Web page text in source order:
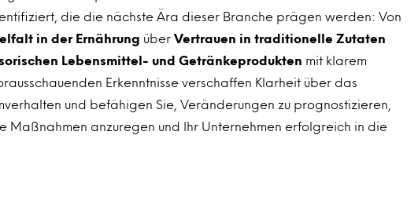
die die nächste Ära dieser Branche prägen werden: Von
in der Ernährung über Vertrauen in traditionelle Zutaten
Lebensmittel- und Getränkeprodukten mit klarem
Erkenntnisse verschaffen Klarheit über das
und befähigen Sie, Veränderungen zu prognostizieren,
Maßnahmen anzuregen und Ihr Unternehmen erfolgreich in die